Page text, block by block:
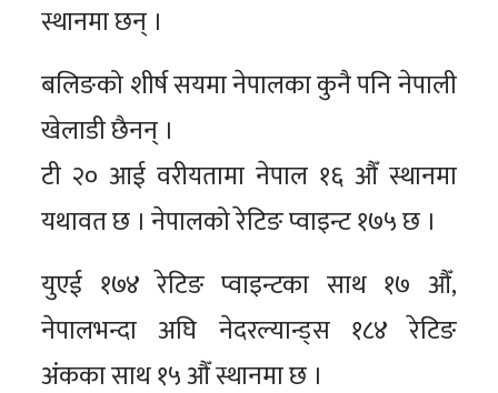
स्थानमा छन् ।
बलिङको शीर्ष सयमा नेपालका कुनै पनि नेपाली
खेलाडी छैनन् ।
टी २० आई वरीयतामा नेपाल १६ औँ स्थानमा
यथावत छ । नेपालको रेटिङ प्वाइन्ट १७५ छ ।
युएई १७४ रेटिङ प्वाइन्टका साथ १७ औँ,
नेपालभन्दा अघि नेदरल्यान्ड्स १८४ रेटिङ
अंकका साथ १५ औँ स्थानमा छ ।